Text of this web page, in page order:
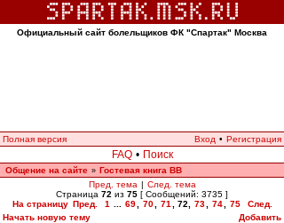
Официальный сайт болельщиков ФК "Спартак" Москва
Полная версия Вход • Регистрация
FAQ • Поиск
Общение на сайте » Гостевая книга ВВ
Пред. тема | След. тема
Страница 72 из 75 [ Сообщений: 3735 ]
На страницу Пред. 1 69 70 71 72 73 74 75
След.
Начать новую тему
Добавить